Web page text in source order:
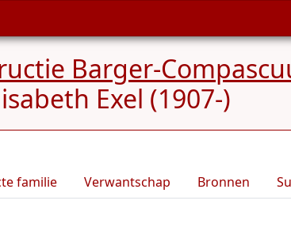
Barger-
Exel (1907-)
familie Verwantschap Bronnen